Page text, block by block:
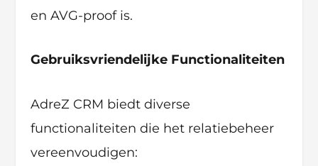
en AVG-proof is.
Gebruiksvriendelijke Functionaliteiten
AdreZ CRM biedt diverse
functionaliteiten die het relatiebeheer
vereenvoudigen: